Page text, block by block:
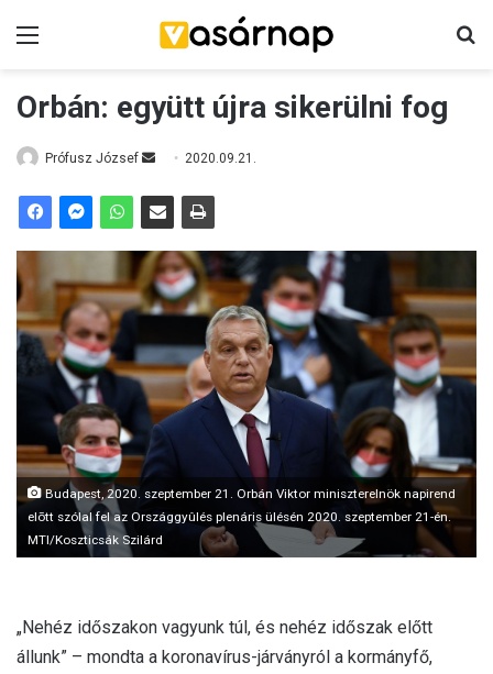
Orbán: együtt újra sikerülni fog
Prófusz József
n
a
n
e
m
a
i
l
2020.09.21.
Budapest, 2020. szeptember 21. Orbán Viktor miniszterelnök napirend
elõtt szólal fel az Országgyûlés plenáris ülésén 2020. szeptember 21-én.
MTI/Koszticsák Szilárd
„Nehéz időszakon vagyunk túl, és nehéz időszak előtt
állunk” – mondta a koronavírus-járványról a kormányfő,